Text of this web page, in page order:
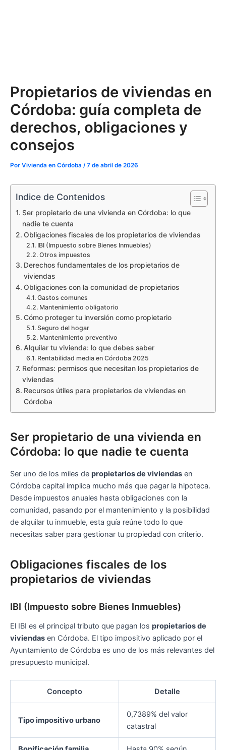
Propietarios de viviendas en
Córdoba: guía completa de
derechos, obligaciones y
consejos
Por Vivienda en Córdoba /7 de abril de 2026
Indice de Contenidos
Ser propietario de una vivienda en Córdoba: lo que
nadie te cuenta
Obligaciones fiscales de los propietarios de viviendas
IBI (Impuesto sobre Bienes Inmuebles)
Otros impuestos
Derechos fundamentales de los propietarios de
viviendas
Obligaciones con la comunidad de propietarios
Gastos comunes
Mantenimiento obligatorio
Cómo proteger tu inversión como propietario
Seguro del hogar
Mantenimiento preventivo
Alquilar tu vivienda: lo que debes saber
Rentabilidad media en Córdoba 2025
Reformas: permisos que necesitan los propietarios de
viviendas
Recursos útiles para propietarios de viviendas en
Córdoba
Ser propietario de una vivienda en
Córdoba: lo que nadie te cuenta
Ser uno de los miles de propietarios de viviendas en
Córdoba capital implica mucho más que pagar la hipoteca.
Desde impuestos anuales hasta obligaciones con la
comunidad, pasando por el mantenimiento y la posibilidad
de alquilar tu inmueble, esta guía reúne todo lo que
necesitas saber para gestionar tu propiedad con criterio.
Obligaciones fiscales de los
propietarios de viviendas
IBI (Impuesto sobre Bienes Inmuebles)
El IBI es el principal tributo que pagan los propietarios de
viviendas en Córdoba. El tipo impositivo aplicado por el
Ayuntamiento de Córdoba es uno de los más relevantes del
presupuesto municipal.
Concepto Detalle
Tipo impositivo urbano
0,7389% del valor
catastral